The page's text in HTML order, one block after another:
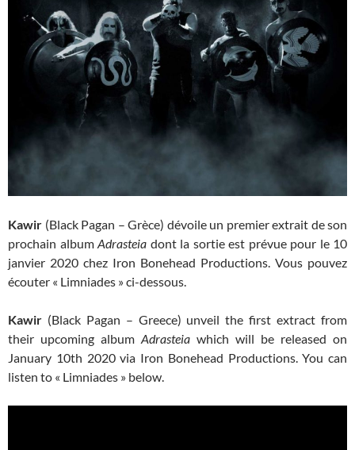
Kawir (Black Pagan – Grèce) dévoile un premier extrait de son
prochain album Adrasteia dont la sortie est prévue pour le 10
janvier 2020 chez Iron Bonehead Productions. Vous pouvez
écouter « Limniades » ci-dessous.
Kawir (Black Pagan – Greece) unveil the first extract from
their upcoming album Adrasteia which will be released on
January 10th 2020 via Iron Bonehead Productions. You can
listen to « Limniades » below.